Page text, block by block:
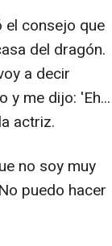
el consejo que
del dragón.
a decir
y me dijo: 'Eh...
actriz.
no soy muy
puedo hacer